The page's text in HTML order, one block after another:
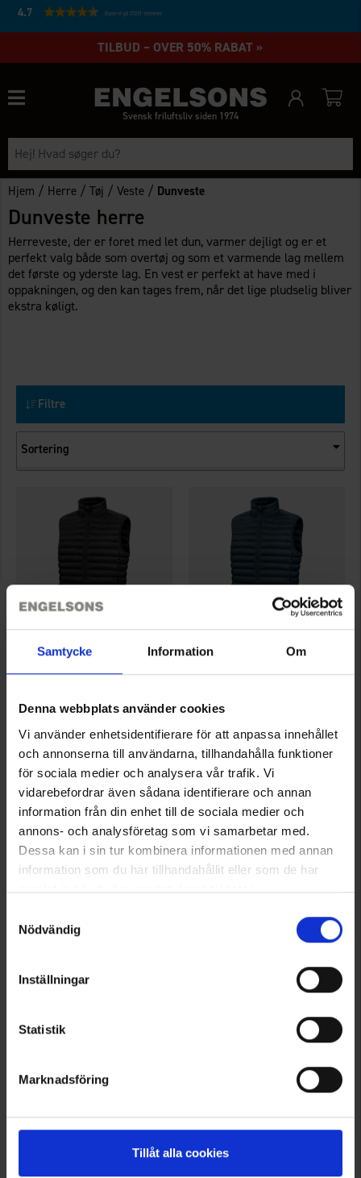
Samtycke Information Om
Denna webbplats använder cookies
Vi använder enhetsidentifierare för att anpassa innehållet
och annonserna till användarna, tillhandahålla funktioner
för sociala medier och analysera vår trafik. Vi
vidarebefordrar även sådana identifierare och annan
information från din enhet till de sociala medier och
annons- och analysföretag som vi samarbetar med.
Dessa kan i sin tur kombinera informationen med annan
information som du har tillhandahållit eller som de har
samlat in när du har använt deras tjänster.
Nödvändig
Inställningar
Statistik
Marknadsföring
Tillåt alla cookies
4.7 Baseret på 27231 stemmer
TILBUD – OVER 50% RABAT »
Svensk friluftsliv siden 1974
Hjem / Herre /Tøj /Veste / Dunveste
Dunveste herre
Herreveste, der er foret med let dun, varmer dejligt og er et
perfekt valg både som overtøj og som et varmende lag mellem
det første og yderste lag. En vest er perfekt at have med i
oppakningen, og den kan tages frem, når det lige pludselig bliver
ekstra køligt.
Filtre
Sortering
Herre Dunvest Vancouver
449 kr.
Vurdering: 4.6 ud af 5 stjerner
Herre Dunvest Vancouver
449 kr.
Vurdering: 4.6 ud af 5 stjerner
Viser 1–2 ud af 2 produkter